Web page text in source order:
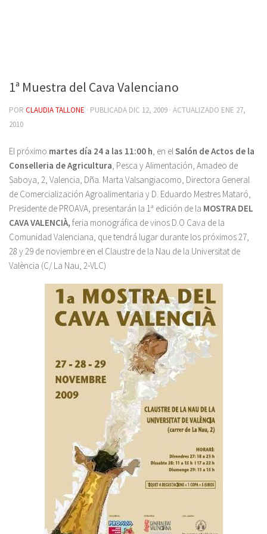
1ª Muestra del Cava Valenciano
POR CLAUDIA TALLONE · PUBLICADA DIC 12, 2009 · ACTUALIZADO ENE 27,
2010
El próximo martes día 24 a las 11:00 h, en elSalón de Actos de la
Conselleria de Agricultura, Pesca y Alimentación, Amadeo de
Saboya, 2, Valencia, Dña. Marta Valsangiacomo, Directora General
de Comercialización Agroalimentaria y D. Eduardo Mestres Mataró,
Presidente de PROAVA, presentarán la 1ª edición de la MOSTRA DEL
CAVA VALENCIÀ, feria monográfica de vinos D.O Cava de la
Comunidad Valenciana, que tendrá lugar durante los próximos 27,
28 y 29 de noviembre en el Claustre de la Nau de la Universitat de
València (C/ La Nau, 2-VLC)